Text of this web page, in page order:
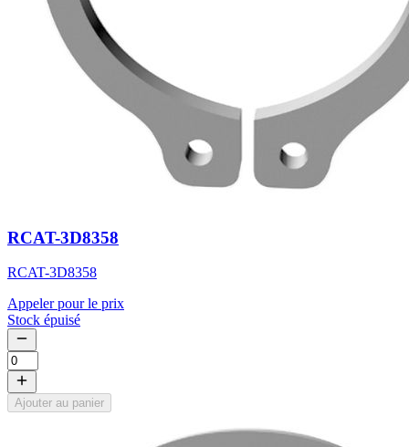
RCAT-3D8358
RCAT-3D8358
Appeler pour le prix
Stock épuisé
Ajouter au panier